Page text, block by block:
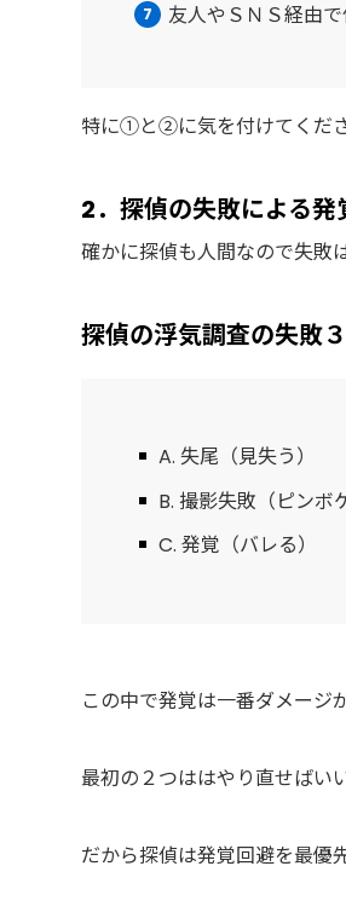
友人やＳＮＳ経由
特に①と②に気を付けてくださ
2．探偵の失敗による発
確かに探偵も人間なので失敗
探偵の浮気調査の失敗
A. 失尾（見失う）
B. 撮影失敗（ピンボ
C. 発覚（バレる）
この中で発覚は一番ダメージ
最初の２つははやり直せばい
だから探偵は発覚回避を最優